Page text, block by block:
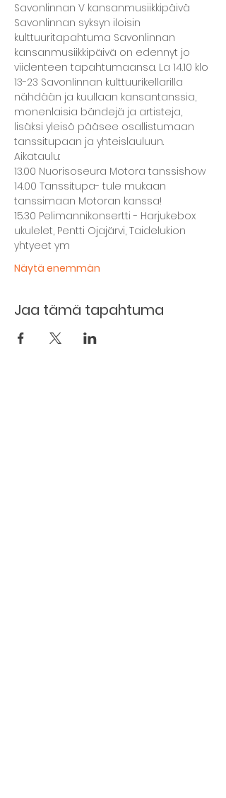
Savonlinnan V kansanmusiikkipäivä
Savonlinnan syksyn iloisin
kulttuuritapahtuma Savonlinnan
kansanmusiikkipäivä on edennyt jo
viidenteen tapahtumaansa. La 14.10 klo
13-23 Savonlinnan kulttuurikellarilla
nähdään ja kuullaan kansantanssia,
monenlaisia bändejä ja artisteja,
lisäksi yleisö pääsee osallistumaan
tanssitupaan ja yhteislauluun.
Aikataulu:
13.00 Nuorisoseura Motora tanssishow
14.00 Tanssitupa- tule mukaan
tanssimaan Motoran kanssa!
15.30 Pelimannikonsertti - Harjukebox
ukulelet, Pentti Ojajärvi, Taidelukion
yhtyeet ym
Näytä enemmän
Jaa tämä tapahtuma